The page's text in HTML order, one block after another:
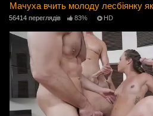
Мачуха вчить молоду лесбіянку
56414 переглядів 83% HD